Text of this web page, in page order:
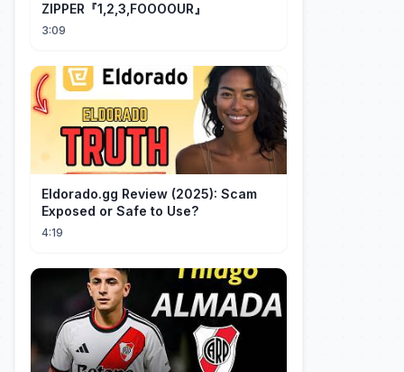
ZIPPER『1,2,3,FOOOOUR』
3:09
Eldorado.gg Review (2025): Scam
Exposed or Safe to Use?
4:19